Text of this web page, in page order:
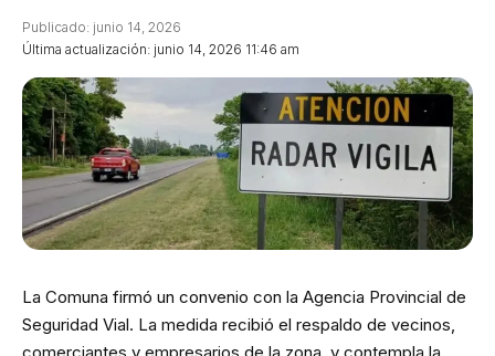
Última actualización: junio 14, 2026 11:46 am
Publicado: junio 14, 2026
La Comuna firmó un convenio con la Agencia Provincial de
Seguridad Vial. La medida recibió el respaldo de vecinos,